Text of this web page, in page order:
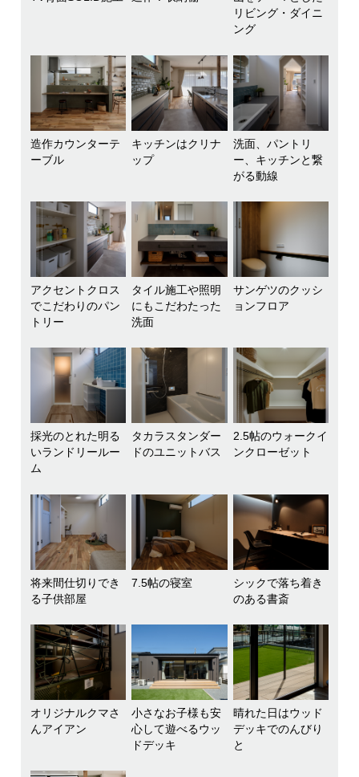
リビング・ダイニ
ング
造作カウンターテ
ーブル
キッチンはクリナ
ップ
洗面、パントリ
ー、キッチンと繋
がる動線
アクセントクロス
でこだわりのパン
トリー
タイル施工や照明
にもこだわたった
洗面
サンゲツのクッシ
ョンフロア
採光のとれた明る
いランドリールー
ム
タカラスタンダー
ドのユニットバス
2.5帖のウォークイ
ンクローゼット
将来間仕切りでき
る子供部屋
7.5帖の寝室
シックで落ち着き
のある書斎
オリジナルクマさ
んアイアン
小さなお子様も安
心して遊べるウッ
ドデッキ
晴れた日はウッド
デッキでのんびり
と